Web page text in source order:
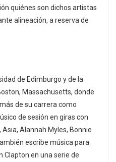
quiénes son dichos artistas
alineación, a reserva de
de Edimburgo y de la
Massachusetts, donde
de su carrera como
de sesión en giras con
Alannah Myles, Bonnie
escribe música para
Clapton en una serie de